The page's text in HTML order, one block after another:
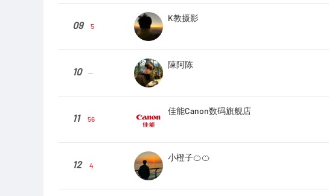
09 5
K教摄影
10 --
陳阿陈
11 56
佳能Canon数码旗舰店
12 4
小橙子🍊🍊